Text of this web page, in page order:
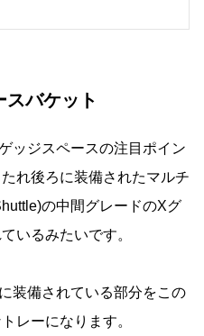
スバケット
ッジスペースの注目ポイン
れ後ろに装備されたマルチ
の中間グレードのXグ
いるみたいです。
装備されている部分をこの
レーになります。